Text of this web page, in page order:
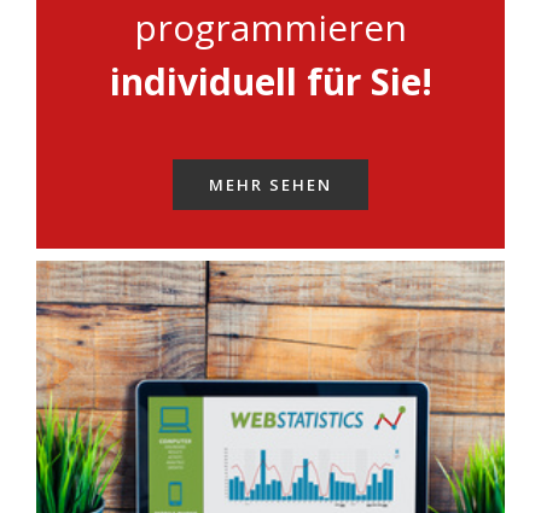
programmieren
individuell für Sie!
MEHR SEHEN